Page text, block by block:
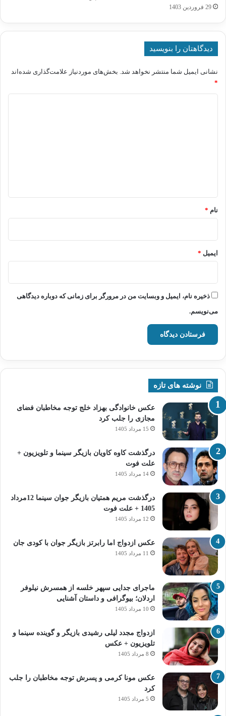
29 فروردین 1403
دیدگاهتان را بنویسید
نشانی ایمیل شما منتشر نخواهد شد. بخش‌های موردنیاز علامت‌گذاری شده‌اند
*
نام *
ایمیل *
ذخیره نام، ایمیل و وبسایت من در مرورگر برای زمانی که دوباره دیدگاهی
می‌نویسم.
نوشته های تازه
عکس خانوادگی بهزاد خلج توجه مخاطبان فضای
مجازی را جلب کرد
15 مرداد 1405
درگذشت کاوه کاویان بازیگر سینما و تلویزیون +
علت فوت
14 مرداد 1405
درگذشت مریم همتیان بازیگر جوان سینما 12مرداد
1405 + علت فوت
12 مرداد 1405
عکس ازدواج اما رابرتز بازیگر جوان با کودی جان
11 مرداد 1405
ماجرای جدایی سپهر خلسه از همسرش نیلوفر
اردلان؛ بیوگرافی و داستان آشنایی
10 مرداد 1405
ازدواج مجدد لیلی رشیدی بازیگر و گوینده سینما و
تلویزیون + عکس
8 مرداد 1405
عکس مونا کرمی و پسرش توجه مخاطبان را جلب
کرد
5 مرداد 1405